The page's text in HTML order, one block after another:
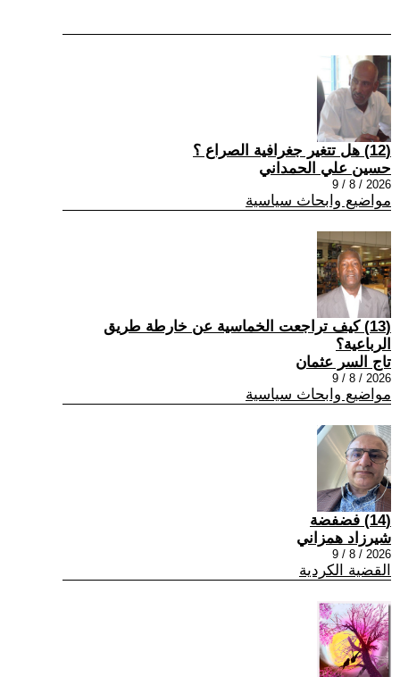
(12) هل تتغير جغرافية الصراع ؟
حسين علي الحمداني
2026 / 8 / 9
مواضيع وابحاث سياسية
(13) كيف تراجعت الخماسية عن خارطة طريق
الرباعية؟
تاج السر عثمان
2026 / 8 / 9
مواضيع وابحاث سياسية
(14) فضفضة
شيرزاد همزاني
2026 / 8 / 9
القضية الكردية